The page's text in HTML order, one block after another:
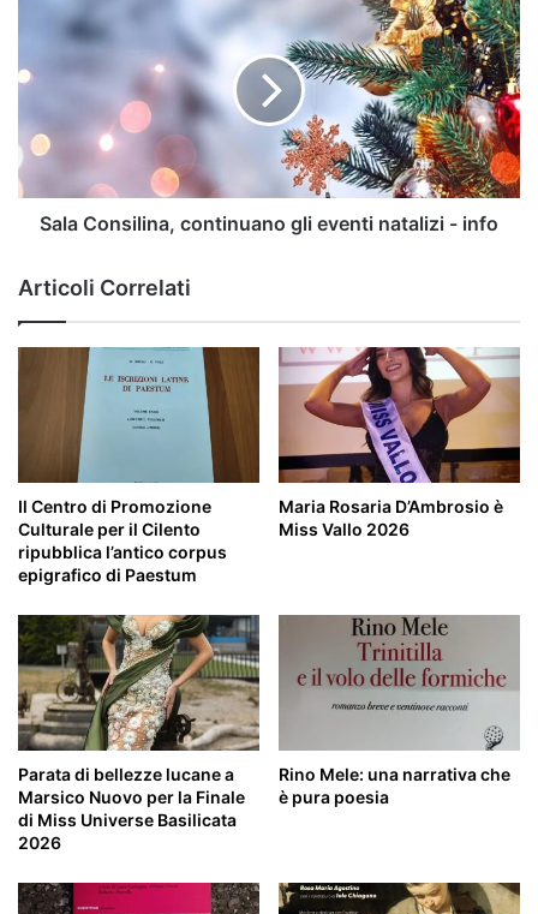
Consilina,
continuano
gli
-
info
Sala Consilina, continuano gli eventi natalizi - info
Articoli Correlati
Il Centro di Promozione
Culturale per il Cilento
ripubblica l’antico corpus
epigrafico di Paestum
Maria Rosaria D’Ambrosio è
Miss Vallo 2026
Parata di bellezze lucane a
Marsico Nuovo per la Finale
di Miss Universe Basilicata
2026
Rino Mele: una narrativa che
è pura poesia